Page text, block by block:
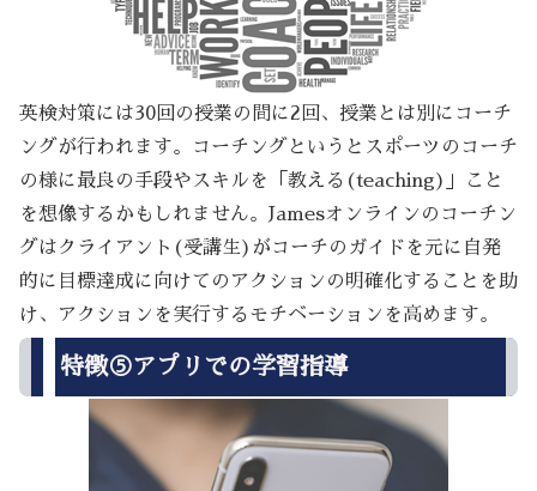
英検対策には30回の授業の間に2回、授業とは別にコーチ
ングが行われます。コーチングというとスポーツのコーチ
の様に最良の手段やスキルを「教える(teaching)」こと
を想像するかもしれません。Jamesオンラインのコーチン
グはクライアント(受講生)がコーチのガイドを元に自発
的に目標達成に向けてのアクションの明確化することを助
け、アクションを実行するモチベーションを高めます。
特徴⑤アプリでの学習指導